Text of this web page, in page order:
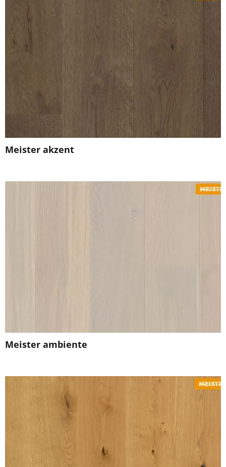
Meister akzent
Meister ambiente